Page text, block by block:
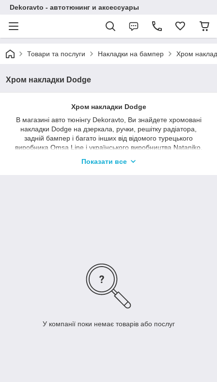
Dekoravto - автотюнинг и аксессуары
Товари та послуги Накладки на бампер Хром
Хром накладки Dodge
Хром накладки Dodge
В магазині авто тюнінгу Dekoravto, Ви знайдете хромовані
накладки Dodge на дзеркала, ручки, решітку радіатора,
задній бампер і багато інших від відомого турецького
виробника Omsa Line і українського виробництва Nataniko.
Хром накладки нададуть вашому автомобілю
Показати все
У компанії поки немає товарів або послуг